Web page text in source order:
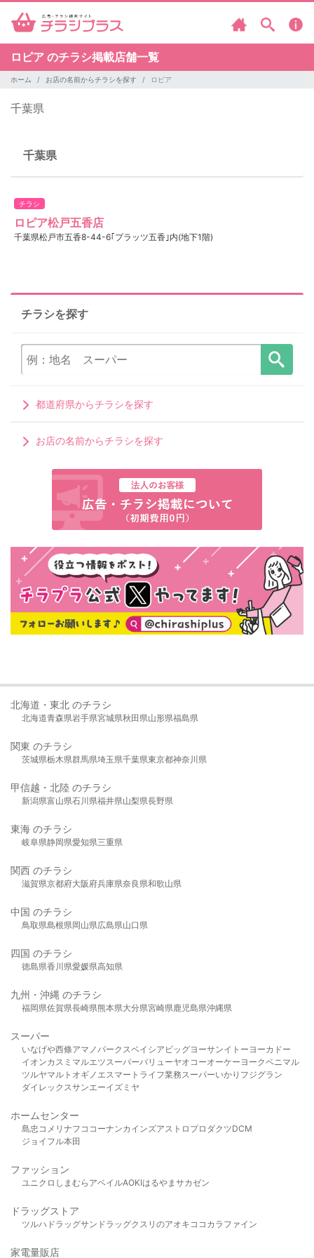
ロピア のチラシ掲載店舗一覧
ホーム お店の名前からチラシを探す ロピア
千葉県
千葉県
チラシ
ロピア松戸五香店
千葉県松戸市五香8-44-6｢プラッツ五香｣内(地下1階)
チラシを探す
都道府県からチラシを探す
お店の名前からチラシを探す
北海道・東北 のチラシ
北海道青森県岩手県宮城県秋田県山形県福島県
関東 のチラシ
茨城県栃木県群馬県埼玉県千葉県東京都神奈川県
甲信越・北陸 のチラシ
新潟県富山県石川県福井県山梨県長野県
東海 のチラシ
岐阜県静岡県愛知県三重県
関西 のチラシ
滋賀県京都府大阪府兵庫県奈良県和歌山県
中国 のチラシ
鳥取県島根県岡山県広島県山口県
四国 のチラシ
徳島県香川県愛媛県高知県
九州・沖縄 のチラシ
福岡県佐賀県長崎県熊本県大分県宮崎県鹿児島県沖縄県
スーパー
いなげや西條アマノパークスベイシア ビッグヨーサンイトーヨーカドー
イオンカスミ マルエツスーパーバリューヤオコーオーケー ヨークベニマル
ツルヤマルト オギノ エスマート ライフ業務スーパーいかり フジグラン
ダイレックスサンエーイズミヤ
ホームセンター
島忠 コメリ ナフコ コーナンカインズアストロプロダクツDCM
ジョイフル本田
ファッション
ユニクロ しまむら アベイルAOKIはるやま サカゼン
ドラッグストア
ツルハドラッグサンドラッグクスリのアオキ ココカラファイン
家電量販店